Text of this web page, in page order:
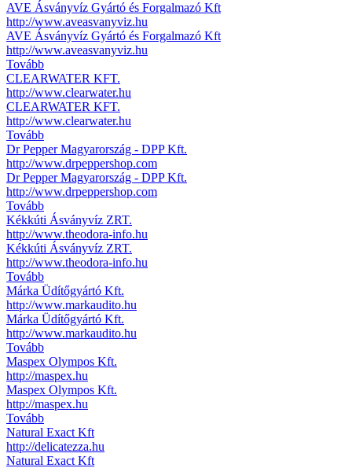
AVE Ásványvíz Gyártó és Forgalmazó Kft
http://www.aveasvanyviz.hu
AVE Ásványvíz Gyártó és Forgalmazó Kft
http://www.aveasvanyviz.hu
Tovább
CLEARWATER KFT.
http://www.clearwater.hu
CLEARWATER KFT.
http://www.clearwater.hu
Tovább
Dr Pepper Magyarország - DPP Kft.
http://www.drpeppershop.com
Dr Pepper Magyarország - DPP Kft.
http://www.drpeppershop.com
Tovább
Kékkúti Ásványvíz ZRT.
http://www.theodora-info.hu
Kékkúti Ásványvíz ZRT.
http://www.theodora-info.hu
Tovább
Márka Üdítőgyártó Kft.
http://www.markaudito.hu
Márka Üdítőgyártó Kft.
http://www.markaudito.hu
Tovább
Maspex Olympos Kft.
http://maspex.hu
Maspex Olympos Kft.
http://maspex.hu
Tovább
Natural Exact Kft
http://delicatezza.hu
Natural Exact Kft